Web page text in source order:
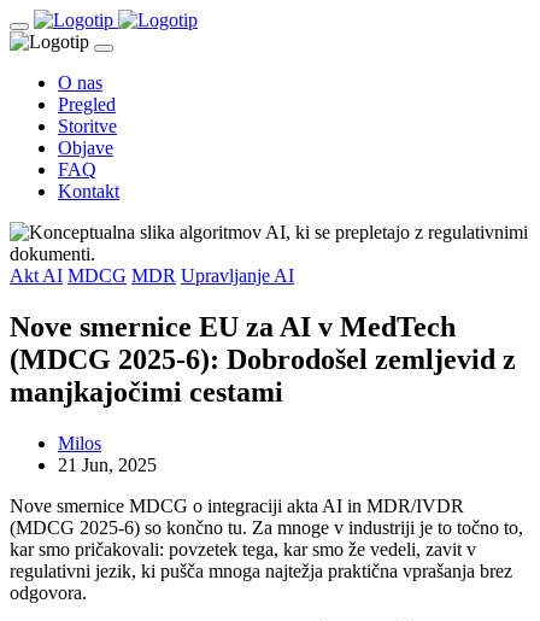
O nas
Pregled
Storitve
Objave
FAQ
Kontakt
Akt AI MDCG MDR Upravljanje AI
Nove smernice EU za AI v MedTech
(MDCG 2025-6): Dobrodošel zemljevid z
manjkajočimi cestami
Milos
21 Jun, 2025
Nove smernice MDCG o integraciji akta AI in MDR/IVDR
(MDCG 2025-6) so končno tu. Za mnoge v industriji je to točno to,
kar smo pričakovali: povzetek tega, kar smo že vedeli, zavit v
regulativni jezik, ki pušča mnoga najtežja praktična vprašanja brez
odgovora.